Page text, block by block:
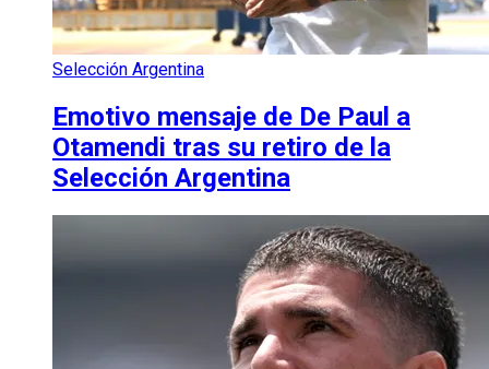
Selección Argentina
Emotivo mensaje de De Paul a
Otamendi tras su retiro de la
Selección Argentina